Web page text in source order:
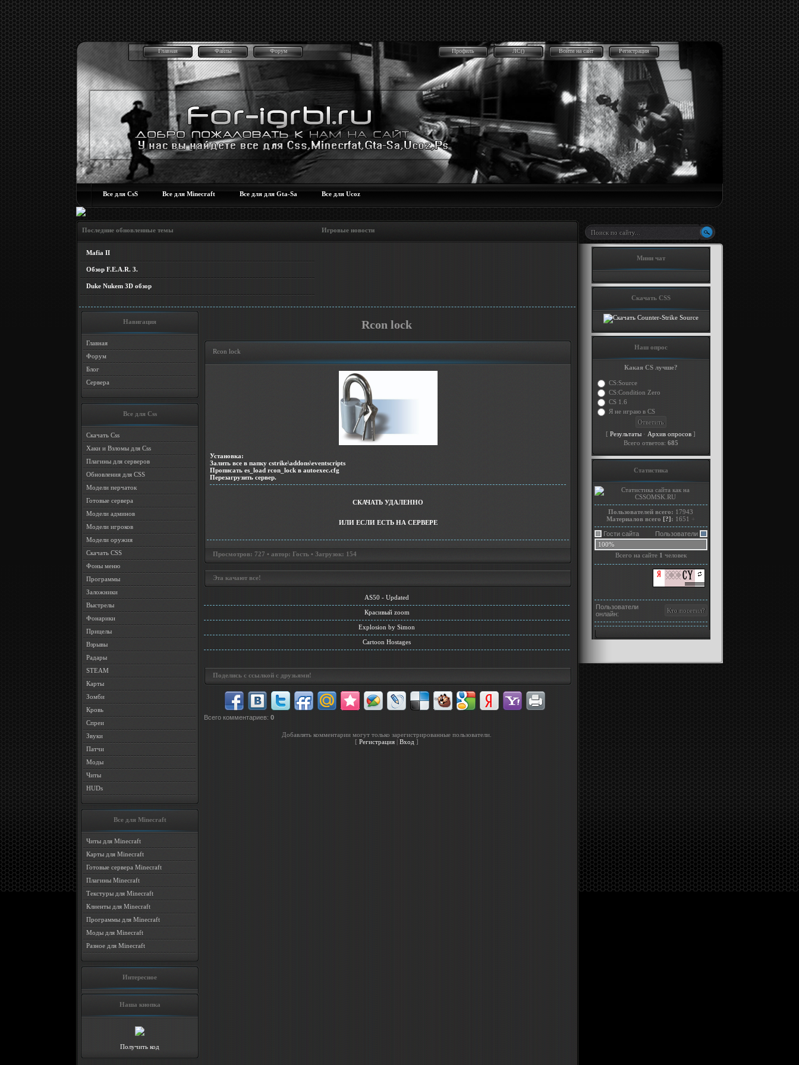
Главная Файлы Форум Профиль ЛС() Войти на сайт Регистрация
Все для CsS Все для Minecraft Все для для Gta-Sa Все для Ucoz
Последние обновленные темы Игровые новости
Mafia II
Обзор F.E.A.R. 3.
Duke Nukem 3D обзор
Навигация
Главная
Форум
Блог
Сервера
Все для Css
Скачать Css
Хаки и Взломы для Css
Плагины для серверов
Обновления для CSS
Модели перчаток
Готовые сервера
Модели админов
Модели игроков
Модели оружия
Скачать CSS
Фоны меню
Программы
Заложники
Выстрелы
Фонарики
Прицелы
Взрывы
Радары
STEAM
Карты
Зомби
Кровь
Спреи
Звуки
Патчи
Моды
Читы
HUDs
Все для Minecraft
Читы для Minecraft
Карты для Minecraft
Готовые сервера Minecraft
Плагины Minecraft
Текстуры для Minecraft
Клиенты для Minecraft
Программы для Minecraft
Моды для Minecraft
Разное для Minecraft
Интересное
Наша кнопка
Получить код
Rcon lock
Rcon lock
Установка:
Залить все в папку cstrike\addons\eventscripts
Прописать es_load rcon_lock в autoexec.cfg
Перезагрузить сервер.
СКАЧАТЬ УДАЛЕННО
ИЛИ ЕСЛИ ЕСТЬ НА СЕРВЕРЕ
Просмотров: 727 • автор: Гость • Загрузок: 154
Эта качают все!
AS50 - Updated
Красивый zoom
Explosion by Simon
Cartoon Hostages
Поделись с ссылкой с друзьями!
Всего комментариев: 0
Добавлять комментарии могут только зарегистрированные пользователи.
[ Регистрация Вход ]
Мини чат
Скачать CSS
Наш опрос
Какая CS лучше?
CS:Source
CS:Condition Zero
CS 1.6
Я не играю в CS
[ Результаты · Архив опросов ]
Всего ответов: 685
Статистика
Пользователей всего: 17943
Материалов всего [?]: 1651 +
Гости сайта
Пользователи
100%
Всего на сайте 1 человек
Пользователи
онлайн: